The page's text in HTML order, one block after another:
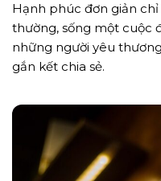
Hạnh phúc đơn giản
thường, sống một cuộc
những người yêu
gắn kết chia sẻ.